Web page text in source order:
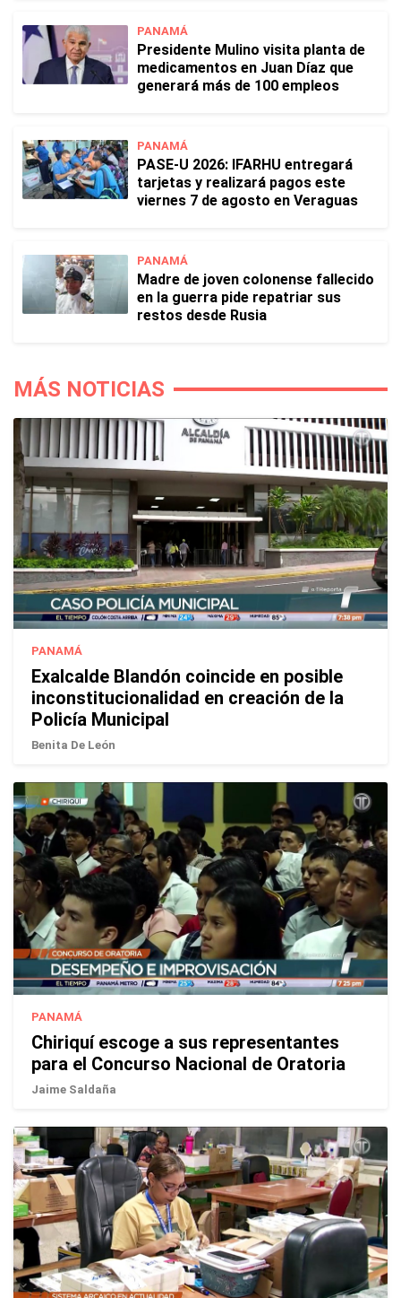
PANAMÁ
Presidente Mulino visita planta de
medicamentos en Juan Díaz que
generará más de 100 empleos
PANAMÁ
PASE-U 2026: IFARHU entregará
tarjetas y realizará pagos este
viernes 7 de agosto en Veraguas
PANAMÁ
Madre de joven colonense fallecido
en la guerra pide repatriar sus
restos desde Rusia
MÁS NOTICIAS
PANAMÁ
Exalcalde Blandón coincide en posible
inconstitucionalidad en creación de la
Policía Municipal
Benita De León
PANAMÁ
Chiriquí escoge a sus representantes
para el Concurso Nacional de Oratoria
Jaime Saldaña